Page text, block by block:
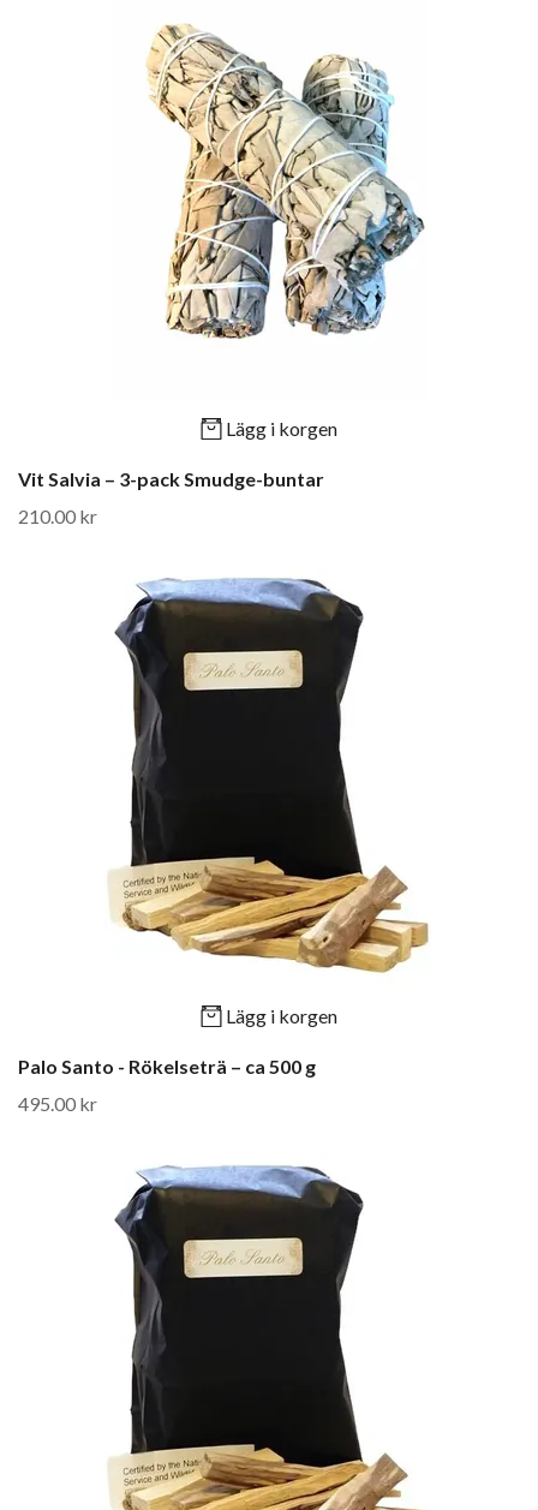
Lägg i korgen
Vit Salvia – 3-pack Smudge-buntar
210.00 kr
Lägg i korgen
Palo Santo - Rökelseträ – ca 500 g
495.00 kr